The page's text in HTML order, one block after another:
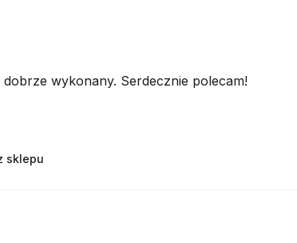
sklepu
wykonany. Serdecznie polecam!